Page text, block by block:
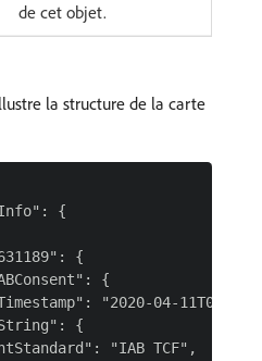
de cet objet.
la structure de la carte
{
{
{
"2020-04-
{
"IAB TCF",